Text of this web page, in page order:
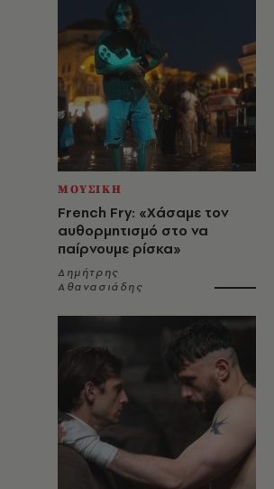
ΜΟΥΣΙΚΗ
French Fry: «Χάσαμε τον
αυθορμητισμό στο να
παίρνουμε ρίσκα»
Δημήτρης
Αθανασιάδης